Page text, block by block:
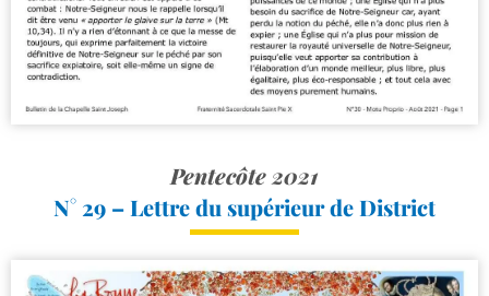
Pentecôte 2021
N° 29 – Lettre du supérieur de District